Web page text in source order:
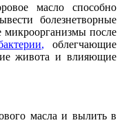
масло способно
болезнетворные
после
, облегчающие
живота и влияющие
масла и вылить в